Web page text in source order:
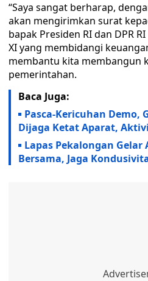
“Saya sangat berharap,
akan mengirimkan surat
bapak Presiden RI dan DPR
XI yang membidangi
membantu kita membangun
pemerintahan.
Baca Juga:
Pasca-Kericuhan Demo,
Dijaga Ketat Aparat,
Lapas Pekalongan Gelar
Bersama, Jaga